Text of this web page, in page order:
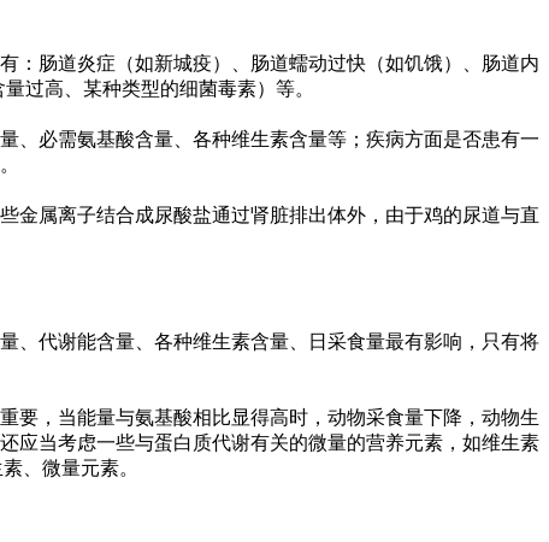
肠道炎症（如新城疫）、肠道蠕动过快（如饥饿）、肠道内
过高、某种类型的细菌毒素）等。
必需氨基酸含量、各种维生素含量等；疾病方面是否患有一
属离子结合成尿酸盐通过肾脏排出体外，由于鸡的尿道与直
、代谢能含量、各种维生素含量、日采食量最有影响，只有将
，当能量与氨基酸相比显得高时，动物采食量下降，动物生
应当考虑一些与蛋白质代谢有关的微量的营养元素，如维生素
、微量元素。